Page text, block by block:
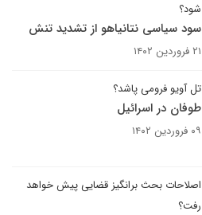
شود؟
سود سیاسی نتانیاهو از تشدید تنش
۲۱ فروردین ۱۴۰۲
تل آویو فرومی پاشد؟
طوفان در اسرائیل
۰۹ فروردین ۱۴۰۲
اصلاحات بحث برانگیز قضایی پیش خواهد
رفت؟